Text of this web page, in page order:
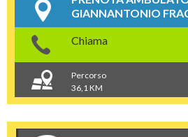
GIANNANTONIO
Chiama
Percorso
36,1 KM